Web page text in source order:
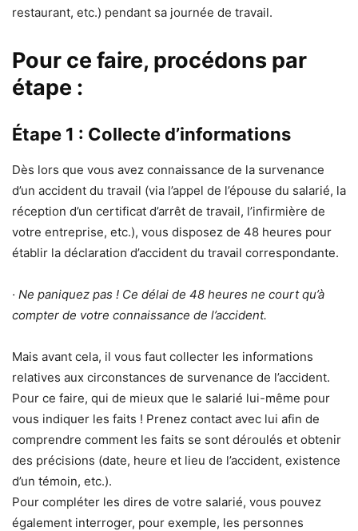
restaurant, etc.) pendant sa journée de travail.
Pour ce faire, procédons par
étape :
Étape 1 : Collecte d’informations
Dès lors que vous avez connaissance de la survenance
d’un accident du travail (via l’appel de l’épouse du salarié, la
réception d’un certificat d’arrêt de travail, l’infirmière de
votre entreprise, etc.), vous disposez de 48 heures pour
établir la déclaration d’accident du travail correspondante.
· Ne paniquez pas ! Ce délai de 48 heures ne court qu’à
compter de votre connaissance de l’accident.
Mais avant cela, il vous faut collecter les informations
relatives aux circonstances de survenance de l’accident.
Pour ce faire, qui de mieux que le salarié lui-même pour
vous indiquer les faits ! Prenez contact avec lui afin de
comprendre comment les faits se sont déroulés et obtenir
des précisions (date, heure et lieu de l’accident, existence
d’un témoin, etc.).
Pour compléter les dires de votre salarié, vous pouvez
également interroger, pour exemple, les personnes